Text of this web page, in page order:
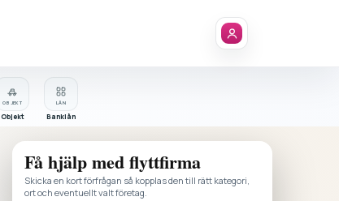
OBJEKT
Objekt
LÅN
Banklån
Få hjälp medflyttfirma
Skicka en kort förfrågan så kopplas den till rätt kategori,
ort och eventuellt valt företag.